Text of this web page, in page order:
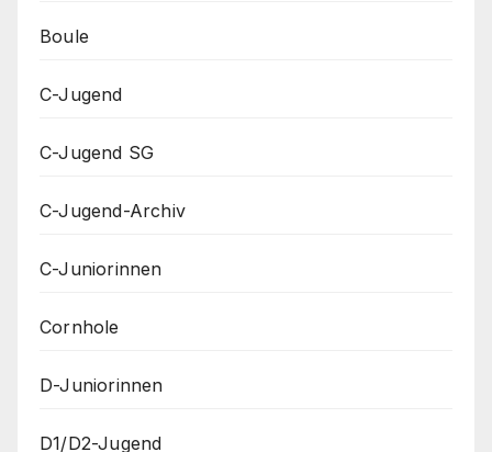
Boule
C-Jugend
C-Jugend SG
C-Jugend-Archiv
C-Juniorinnen
Cornhole
D-Juniorinnen
D1/D2-Jugend